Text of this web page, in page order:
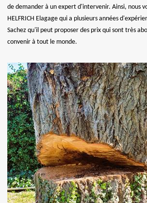
de demander à un expert d'intervenir. Ainsi, nous
HELFRICH Elagage qui a plusieurs années
Sachez qu'il peut proposer des prix qui sont très
convenir à tout le monde.